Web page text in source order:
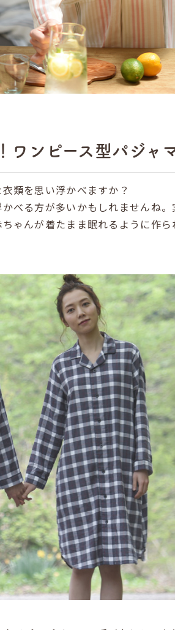
ワンピース型パジャ
類を思い浮かべますか？
べる方が多いかもしれませんね
ゃんが着たまま眠れるように作